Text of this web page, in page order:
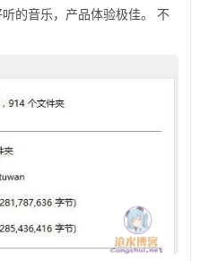
的音乐，产品体验极佳。 不